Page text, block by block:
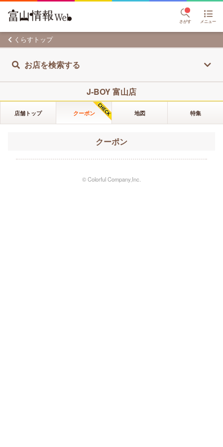
さがす メニュー
くらすトップ
お店を検索する
J-BOY 富山店
店舗トップ クーポン 地図 特集
クーポン
© Colorful Company,Inc.